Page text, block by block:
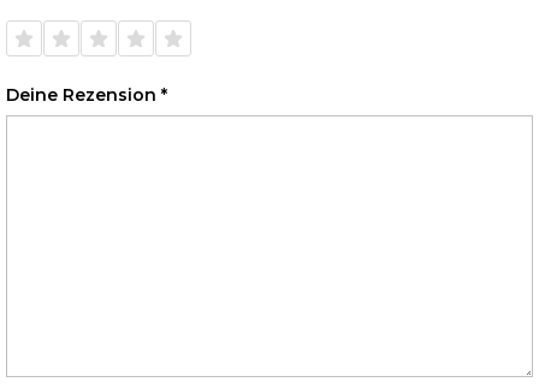
1 von
5 Sternen
2 von
5 Sternen
3 von
5 Sternen
4 von
5 Sternen
5 von
5 Sternen
Deine Rezension *